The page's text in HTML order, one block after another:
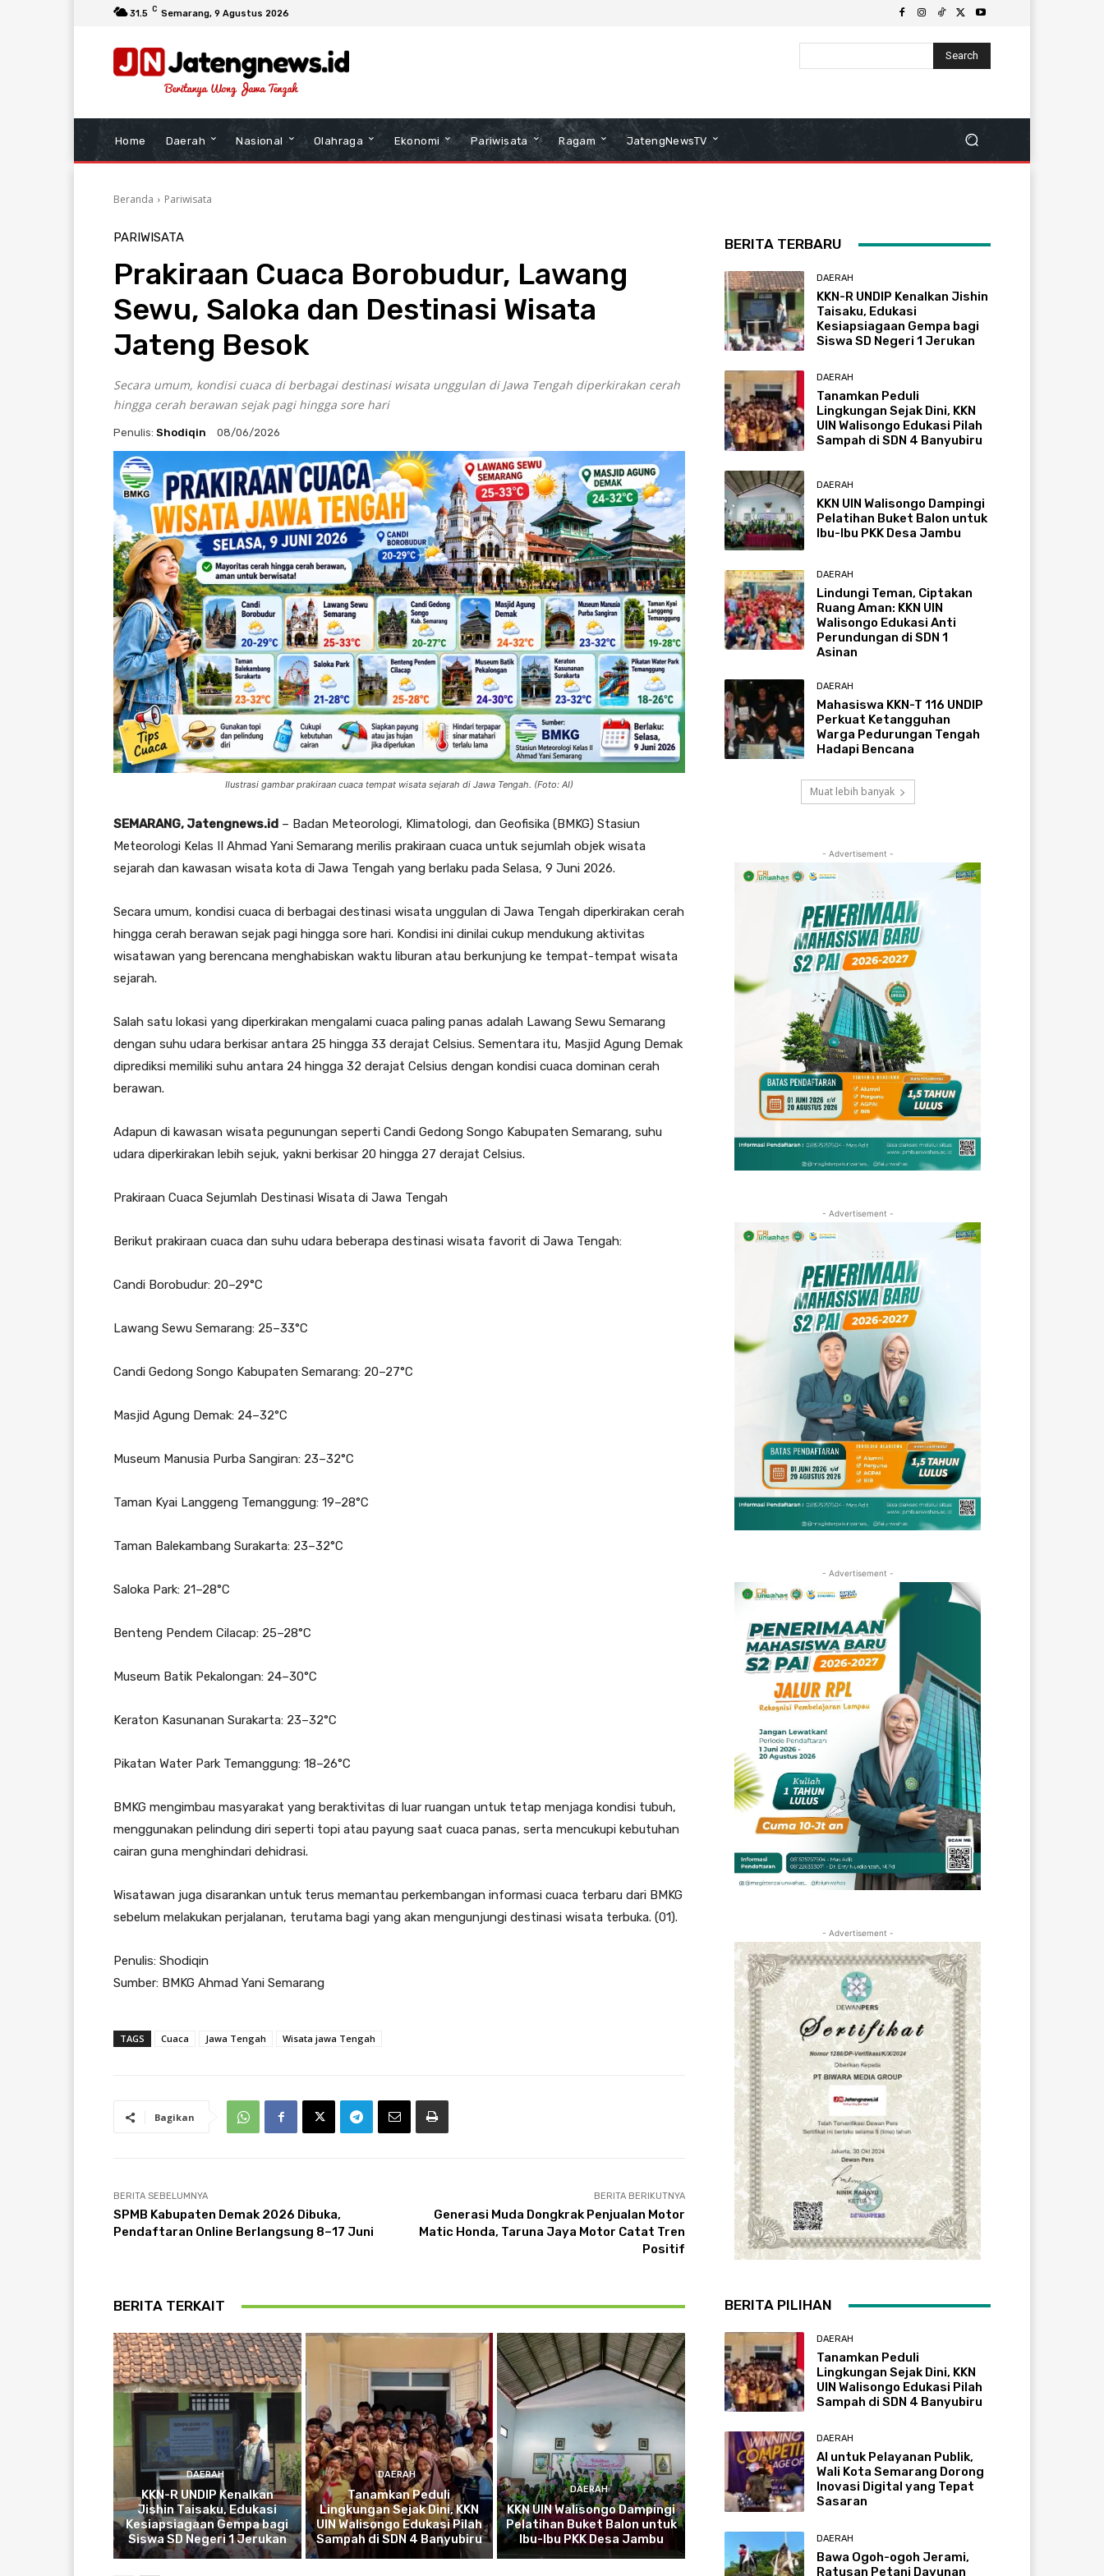
31.5 C Semarang, 9 Agustus 2026
Search
Home Daerah Nasional Olahraga Ekonomi Pariwisata Ragam JatengNewsTV
Beranda Pariwisata
PARIWISATA
Prakiraan Cuaca Borobudur, Lawang
Sewu, Saloka dan Destinasi Wisata
Jateng Besok
Secara umum, kondisi cuaca di berbagai destinasi wisata unggulan di Jawa Tengah diperkirakan cerah
hingga cerah berawan sejak pagi hingga sore hari
Penulis: Shodiqin 08/06/2026
Ilustrasi gambar prakiraan cuaca tempat wisata sejarah di Jawa Tengah. (Foto: AI)
SEMARANG, Jatengnews.id – Badan Meteorologi, Klimatologi, dan Geofisika (BMKG) Stasiun
Meteorologi Kelas II Ahmad Yani Semarang merilis prakiraan cuaca untuk sejumlah objek wisata
sejarah dan kawasan wisata kota di Jawa Tengah yang berlaku pada Selasa, 9 Juni 2026.
Secara umum, kondisi cuaca di berbagai destinasi wisata unggulan di Jawa Tengah diperkirakan cerah
hingga cerah berawan sejak pagi hingga sore hari. Kondisi ini dinilai cukup mendukung aktivitas
wisatawan yang berencana menghabiskan waktu liburan atau berkunjung ke tempat-tempat wisata
sejarah.
Salah satu lokasi yang diperkirakan mengalami cuaca paling panas adalah Lawang Sewu Semarang
dengan suhu udara berkisar antara 25 hingga 33 derajat Celsius. Sementara itu, Masjid Agung Demak
diprediksi memiliki suhu antara 24 hingga 32 derajat Celsius dengan kondisi cuaca dominan cerah
berawan.
Adapun di kawasan wisata pegunungan seperti Candi Gedong Songo Kabupaten Semarang, suhu
udara diperkirakan lebih sejuk, yakni berkisar 20 hingga 27 derajat Celsius.
Prakiraan Cuaca Sejumlah Destinasi Wisata di Jawa Tengah
Berikut prakiraan cuaca dan suhu udara beberapa destinasi wisata favorit di Jawa Tengah:
Candi Borobudur: 20–29°C
Lawang Sewu Semarang: 25–33°C
Candi Gedong Songo Kabupaten Semarang: 20–27°C
Masjid Agung Demak: 24–32°C
Museum Manusia Purba Sangiran: 23–32°C
Taman Kyai Langgeng Temanggung: 19–28°C
Taman Balekambang Surakarta: 23–32°C
Saloka Park: 21–28°C
Benteng Pendem Cilacap: 25–28°C
Museum Batik Pekalongan: 24–30°C
Keraton Kasunanan Surakarta: 23–32°C
Pikatan Water Park Temanggung: 18–26°C
BMKG mengimbau masyarakat yang beraktivitas di luar ruangan untuk tetap menjaga kondisi tubuh,
menggunakan pelindung diri seperti topi atau payung saat cuaca panas, serta mencukupi kebutuhan
cairan guna menghindari dehidrasi.
Wisatawan juga disarankan untuk terus memantau perkembangan informasi cuaca terbaru dari BMKG
sebelum melakukan perjalanan, terutama bagi yang akan mengunjungi destinasi wisata terbuka. (01).
Penulis: Shodiqin
Sumber: BMKG Ahmad Yani Semarang
TAGS Cuaca Jawa Tengah Wisata jawa Tengah
Bagikan
BERITA SEBELUMNYA
SPMB Kabupaten Demak 2026 Dibuka,
Pendaftaran Online Berlangsung 8–17 Juni
BERITA BERIKUTNYA
Generasi Muda Dongkrak Penjualan Motor
Matic Honda, Taruna Jaya Motor Catat Tren
Positif
BERITA TERKAIT
DAERAH
KKN-R UNDIP Kenalkan
Jishin Taisaku, Edukasi
Kesiapsiagaan Gempa bagi
Siswa SD Negeri 1 Jerukan
DAERAH
Tanamkan Peduli
Lingkungan Sejak Dini, KKN
UIN Walisongo Edukasi Pilah
Sampah di SDN 4 Banyubiru
DAERAH
KKN UIN Walisongo Dampingi
Pelatihan Buket Balon untuk
Ibu-Ibu PKK Desa Jambu
BERITA TERBARU
DAERAH
KKN-R UNDIP Kenalkan Jishin
Taisaku, Edukasi
Kesiapsiagaan Gempa bagi
Siswa SD Negeri 1 Jerukan
DAERAH
Tanamkan Peduli
Lingkungan Sejak Dini, KKN
UIN Walisongo Edukasi Pilah
Sampah di SDN 4 Banyubiru
DAERAH
KKN UIN Walisongo Dampingi
Pelatihan Buket Balon untuk
Ibu-Ibu PKK Desa Jambu
DAERAH
Lindungi Teman, Ciptakan
Ruang Aman: KKN UIN
Walisongo Edukasi Anti
Perundungan di SDN 1
Asinan
DAERAH
Mahasiswa KKN-T 116 UNDIP
Perkuat Ketangguhan
Warga Pedurungan Tengah
Hadapi Bencana
Muat lebih banyak
- Advertisement -
- Advertisement -
- Advertisement -
- Advertisement -
BERITA PILIHAN
DAERAH
Tanamkan Peduli
Lingkungan Sejak Dini, KKN
UIN Walisongo Edukasi Pilah
Sampah di SDN 4 Banyubiru
DAERAH
AI untuk Pelayanan Publik,
Wali Kota Semarang Dorong
Inovasi Digital yang Tepat
Sasaran
DAERAH
Bawa Ogoh-ogoh Jerami,
Ratusan Petani Dayunan